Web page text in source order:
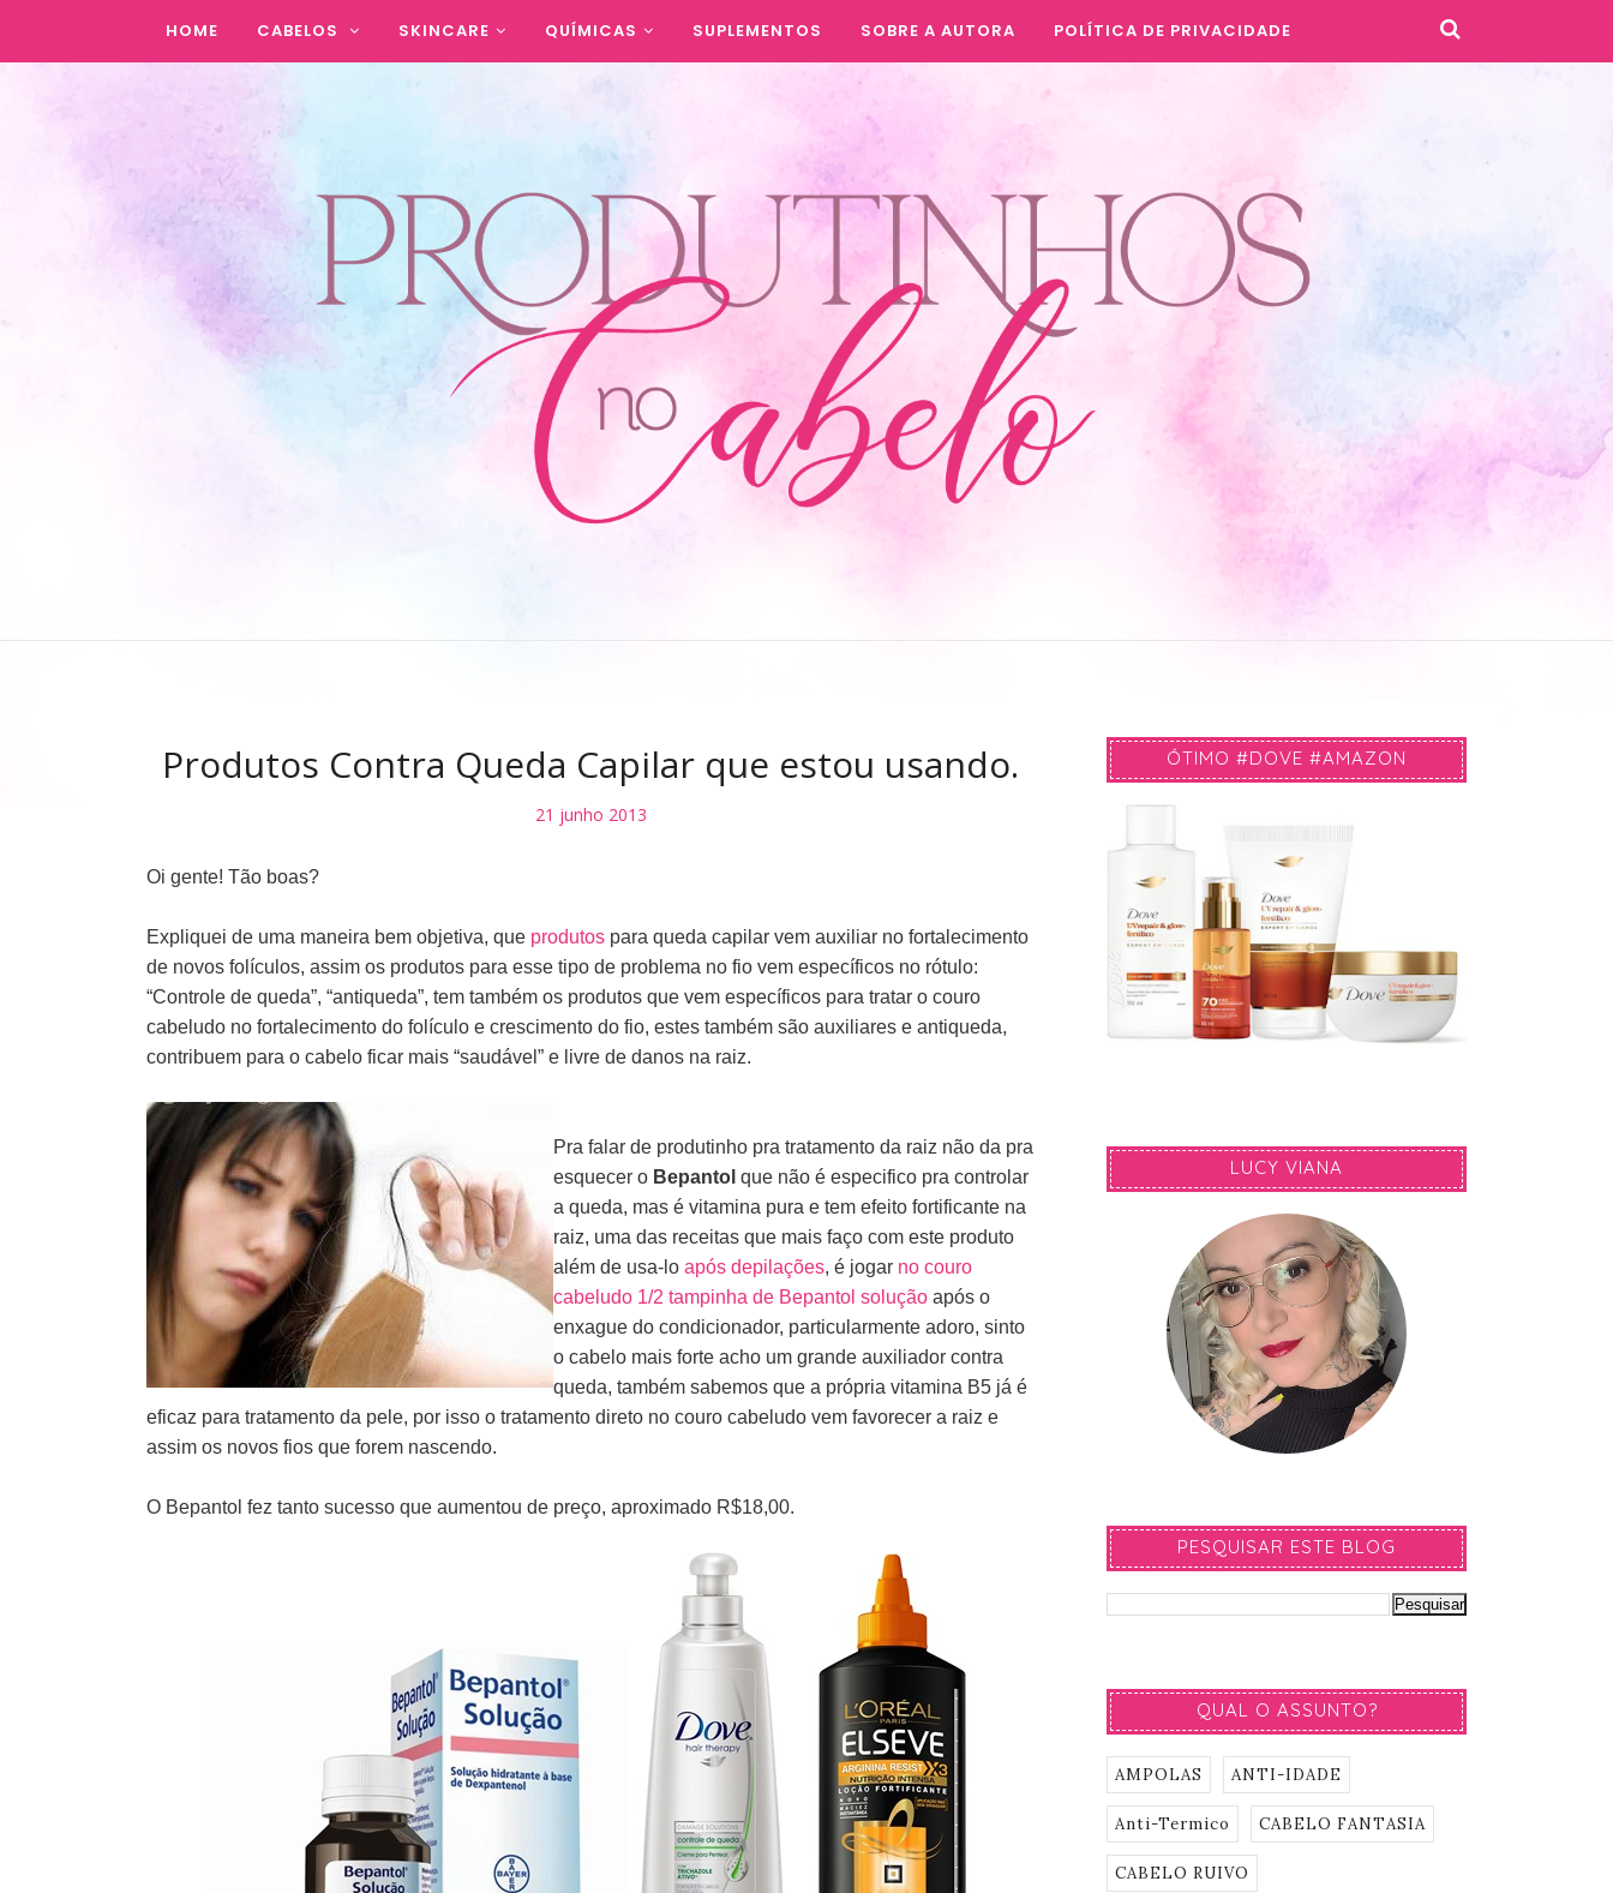
HOME CABELOS SKINCARE QUÍMICAS SUPLEMENTOS SOBRE A AUTORA POLÍTICA DE PRIVACIDADE
Produtos Contra Queda Capilar que estou usando.
21 junho 2013
Oi gente! Tão boas?
Expliquei de uma maneira bem objetiva, que produtos para queda capilar vem auxiliar no fortalecimento
de novos folículos, assim os produtos para esse tipo de problema no fio vem específicos no rótulo:
“Controle de queda”, “antiqueda”, tem também os produtos que vem específicos para tratar o couro
cabeludo no fortalecimento do folículo e crescimento do fio, estes também são auxiliares e antiqueda,
contribuem para o cabelo ficar mais “saudável” e livre de danos na raiz.
Pra falar de produtinho pra tratamento da raiz não da pra
esquecer o Bepantol que não é especifico pra controlar
a queda, mas é vitamina pura e tem efeito fortificante na
raiz, uma das receitas que mais faço com este produto
além de usa-lo após depilações, é jogar no couro
cabeludo 1/2 tampinha de Bepantol solução após o
enxague do condicionador, particularmente adoro, sinto
o cabelo mais forte acho um grande auxiliador contra
queda, também sabemos que a própria vitamina B5 já é
eficaz para tratamento da pele, por isso o tratamento direto no couro cabeludo vem favorecer a raiz e
assim os novos fios que forem nascendo.
O Bepantol fez tanto sucesso que aumentou de preço, aproximado R$18,00.
ÓTIMO #DOVE #AMAZON
LUCY VIANA
PESQUISAR ESTE BLOG
QUAL O ASSUNTO?
AMPOLAS ANTI-IDADE
Anti-Termico CABELO FANTASIA
CABELO RUIVO